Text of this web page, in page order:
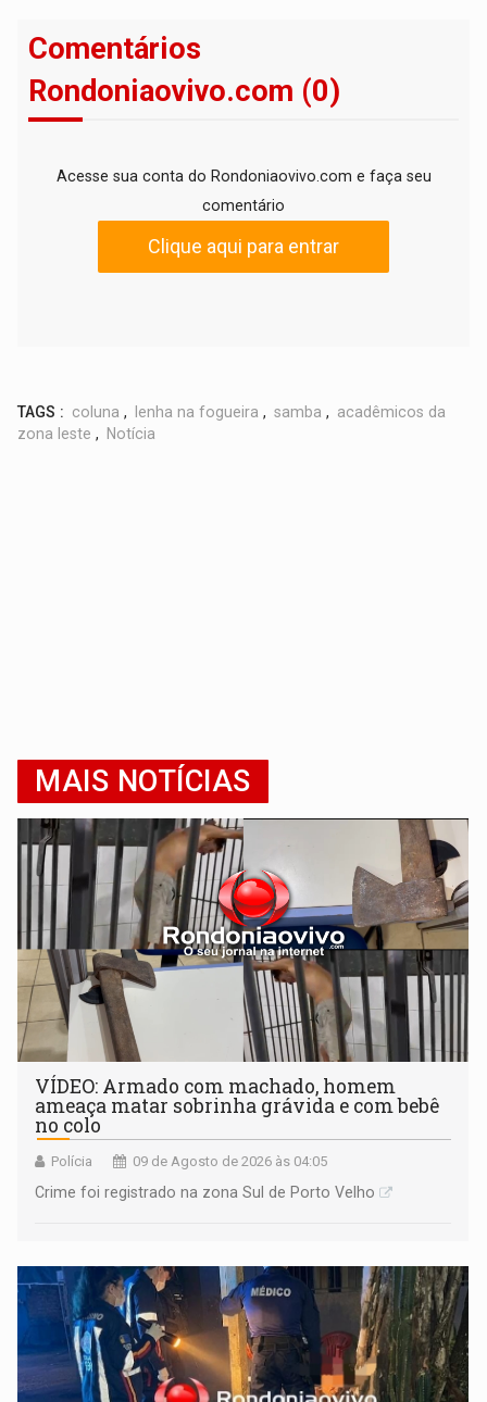
Comentários
Rondoniaovivo.com (0)
Acesse sua conta do Rondoniaovivo.com e faça seu
comentário
Clique aqui para entrar
TAGS : coluna , lenha na fogueira , samba , acadêmicos da
zona leste , Notícia
MAIS NOTÍCIAS
VÍDEO: Armado com machado, homem
ameaça matar sobrinha grávida e com bebê
no colo
Polícia 09 de Agosto de 2026 às 04:05
Crime foi registrado na zona Sul de Porto Velho